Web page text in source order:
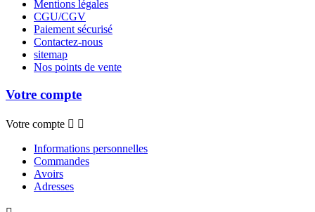
Mentions légales
CGU/CGV
Paiement sécurisé
Contactez-nous
sitemap
Nos points de vente
Votre compte
Votre compte  
Informations personnelles
Commandes
Avoirs
Adresses